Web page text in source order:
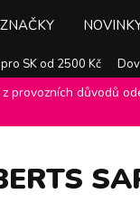
SK od 2500 Kč
ZNAČKY
provozních důvodů